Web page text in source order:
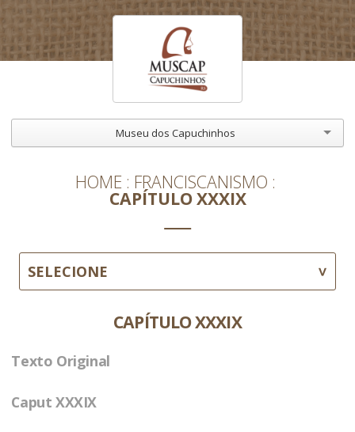
Museu dos Capuchinhos
HOME FRANCISCANISMO
CAPÍTULO XXXIX
SELECIONE
CAPÍTULO XXXIX
Texto Original
Caput XXXIX